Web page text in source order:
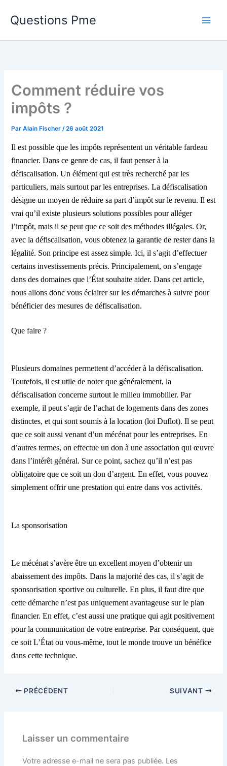
Questions Pme
Comment réduire vos
impôts ?
ParAlain Fischer/26 août 2021
Il est possible que les impôts représentent un véritable fardeau
financier. Dans ce genre de cas, il faut penser à la
défiscalisation. Un élément qui est très recherché par les
particuliers, mais surtout par les entreprises. La défiscalisation
désigne un moyen de réduire sa part d’impôt sur le revenu. Il est
vrai qu’il existe plusieurs solutions possibles pour alléger
l’impôt, mais il se peut que ce soit des méthodes illégales. Or,
avec la défiscalisation, vous obtenez la garantie de rester dans la
légalité. Son principe est assez simple. Ici, il s’agit d’effectuer
certains investissements précis. Principalement, on s’engage
dans des domaines quel’État souhaite aider. Dans cet article,
nous allons donc vous éclairer surlesdémarchesà suivrepour
bénéficier des mesures de défiscalisation.
Que faire ?
Plusieurs domaines permettent d’accéder à la défiscalisation.
Toutefois, il est utile de noter que généralement, la
défiscalisation concerne surtout le milieu immobilier. Par
exemple, il peuts’agir de l’achat de logements dans des zones
distinctes,et qui sont soumis à la location (loi Duflot). Il se peut
que ce soit aussi venant d’un mécénat pour les entreprises. En
d’autres termes, on effectue un don à une association qui œuvre
dans l’intérêt général. Sur ce point, sachez qu’iln’est pas
obligatoire que ce soit un don d’argent. En effet, vous pouvez
simplement offrir une prestation qui entre dans vos activités.
La sponsorisation
Le mécénat s’avèreêtre un excellent moyen d’obtenir un
abaissement des impôts. Dans la majorité des cas,il s’agit de
sponsorisation sportive ou culturelle. En plus, il faut dire que
cette démarche n’est pas uniquement avantageuse sur le plan
financier. Eneffet, c’est aussi une pratique qui agit positivement
pour la communication de votre entreprise. Par conséquent, que
ce soitL’État ou vous-même, tout le monde trouve un bénéfice
dans cette technique.
PRÉCÉDENT SUIVANT
Laisser un commentaire
Votre adresse e-mail ne sera pas publiée. Les